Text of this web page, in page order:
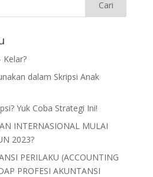
Kelar?
dalam Skripsi Anak
Yuk Coba Strategi Ini!
INTERNASIONAL MULAI
2023?
PERILAKU (ACCOUNTING
PROFESI AKUNTANSI